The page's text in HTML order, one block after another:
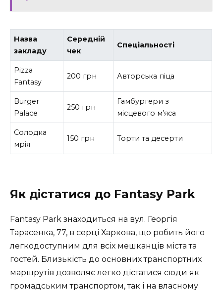
Назва
закладу
Середній
чек
Спеціальності
Pizza
Fantasy
200 грн Авторська піца
Burger
Palace
250 грн
Гамбургери з
місцевого м’яса
Солодка
мрія
150 грн Торти та десерти
Як дістатися до Fantasy Park
Fantasy Park знаходиться на вул. Георгія
Тарасенка, 77, в серці Харкова, що робить його
легкодоступним для всіх мешканців міста та
гостей. Близькість до основних транспортних
маршрутів дозволяє легко дістатися сюди як
громадським транспортом, так і на власному